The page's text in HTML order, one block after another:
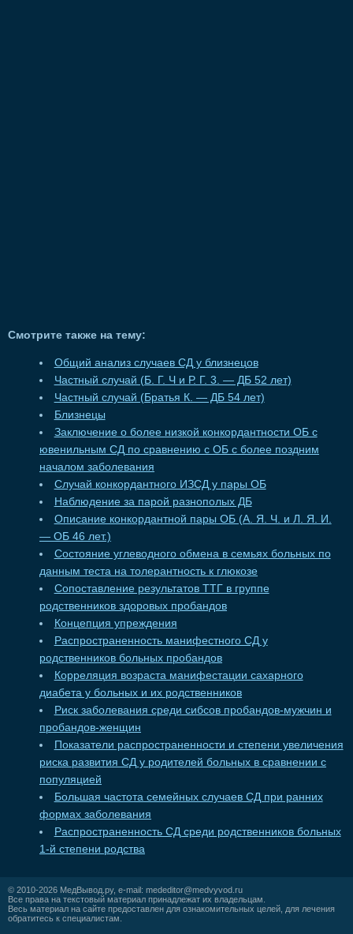
Смотрите также на тему:
Общий анализ случаев СД у близнецов
Частный случай (Б. Г. Ч и Р. Г. 3. — ДБ 52 лет)
Частный случай (Братья К. — ДБ 54 лет)
Близнецы
Заключение о более низкой конкордантности ОБ с
ювенильным СД по сравнению с ОБ с более поздним
началом заболевания
Случай конкордантного ИЗСД у пары ОБ
Наблюдение за парой разнополых ДБ
Описание конкордантной пары ОБ (А. Я. Ч. и Л. Я. И.
— ОБ 46 лет.)
Состояние углеводного обмена в семьях больных по
данным теста на толерантность к глюкозе
Сопоставление результатов ТТГ в группе
родственников здоровых пробандов
Концепция упреждения
Распространенность манифестного СД у
родственников больных пробандов
Корреляция возраста манифестации сахарного
диабета у больных и их родственников
Риск заболевания среди сибсов пробандов-мужчин и
пробандов-женщин
Показатели распространенности и степени увеличения
риска развития СД у родителей больных в сравнении с
популяцией
Большая частота семейных случаев СД при ранних
формах заболевания
Распространенность СД среди родственников больных
1-й степени родства
© 2010-2026 МедВывод.ру, e-mail: mededitor@medvyvod.ru
Все права на текстовый материал принадлежат их владельцам.
Весь материал на сайте предоставлен для ознакомительных целей, для лечения
обратитесь к специалистам.